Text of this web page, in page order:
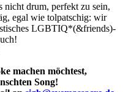
drum, perfekt zu sein,
egal wie tolpatschig: wir
LGBTIQ*(&friends)-
machen möchtest,
Song!